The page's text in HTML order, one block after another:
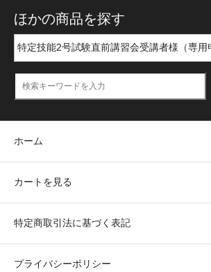
ほかの商品を探す
ホーム
カートを見る
特定商取引法に基づく表記
プライバシーポリシー